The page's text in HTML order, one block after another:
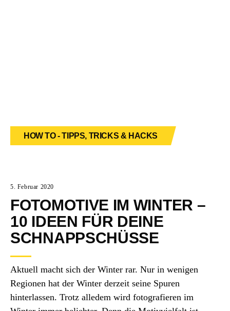
HOW TO - TIPPS, TRICKS & HACKS
5. Februar 2020
FOTOMOTIVE IM WINTER –
10 IDEEN FÜR DEINE
SCHNAPPSCHÜSSE
Aktuell macht sich der Winter rar. Nur in wenigen
Regionen hat der Winter derzeit seine Spuren
hinterlassen. Trotz alledem wird fotografieren im